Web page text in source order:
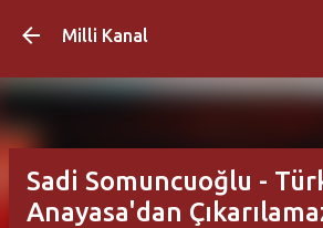
Milli Kanal
Sadi Somuncuoğlu -
Anayasa'dan